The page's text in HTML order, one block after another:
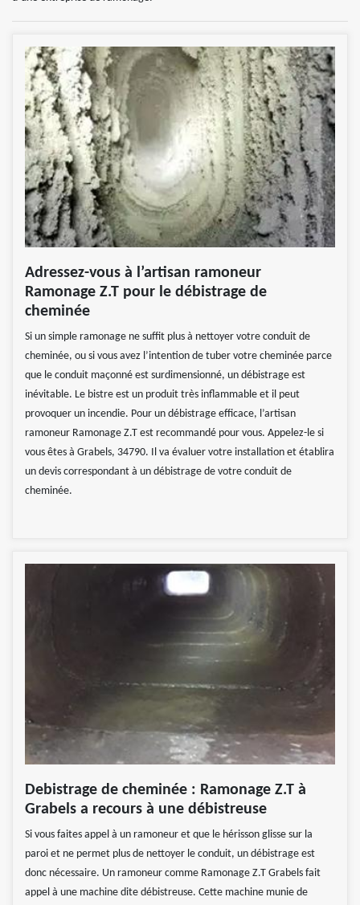
Adressez-vous à l’artisan ramoneur
Ramonage Z.T pour le débistrage de
cheminée
Si un simple ramonage ne suffit plus à nettoyer votre conduit de
cheminée, ou si vous avez l’intention de tuber votre cheminée parce
que le conduit maçonné est surdimensionné, un débistrage est
inévitable. Le bistre est un produit très inflammable et il peut
provoquer un incendie. Pour un débistrage efficace, l’artisan
ramoneur Ramonage Z.T est recommandé pour vous. Appelez-le si
vous êtes à Grabels, 34790. Il va évaluer votre installation et établira
un devis correspondant à un débistrage de votre conduit de
cheminée.
Debistrage de cheminée : Ramonage Z.T à
Grabels a recours à une débistreuse
Si vous faites appel à un ramoneur et que le hérisson glisse sur la
paroi et ne permet plus de nettoyer le conduit, un débistrage est
donc nécessaire. Un ramoneur comme Ramonage Z.T Grabels fait
appel à une machine dite débistreuse. Cette machine munie de